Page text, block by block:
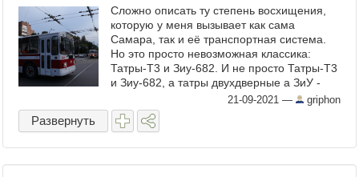
Сложно описать ту степень восхищения,
которую у меня вызывает как сама
Самара, так и её транспортная система.
Но это просто невозможная классика:
Татры-Т3 и Зиу-682. И не просто Татры-Т3
и Зиу-682, а татры двухдверные а ЗиУ -
самой ранней модификации (Вэшки). Без
...
21-09-2021 — griphon
Развернуть